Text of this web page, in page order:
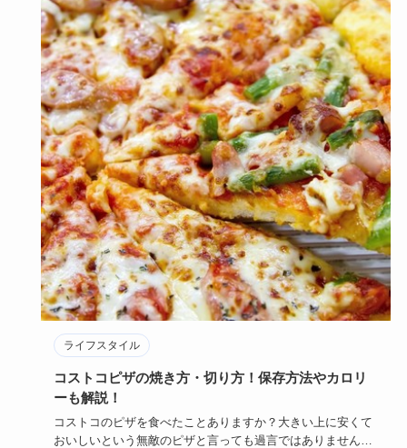
ライフスタイル
コストコピザの焼き方・切り方！保存方法やカロリ
ーも解説！
コストコのピザを食べたことありますか？大きい上に安くて
おいしいという無敵のピザと言っても過言ではありません！